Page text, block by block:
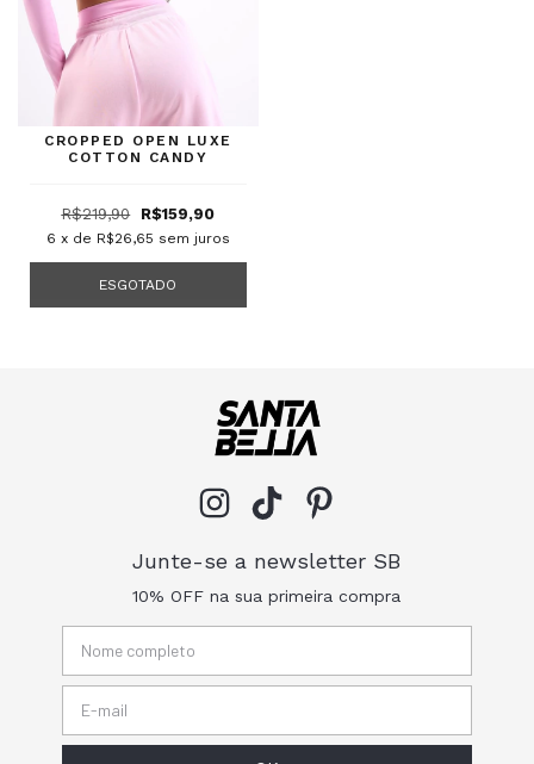
CROPPED OPEN LUXE
COTTON CANDY
R$219,90 R$159,90
6 x de R$26,65 sem juros
ESGOTADO
Junte-se a newsletter SB
10% OFF na sua primeira compra